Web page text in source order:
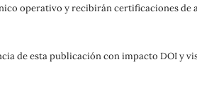
operativo y recibirán certificaciones
de esta publicación con impacto DOI y